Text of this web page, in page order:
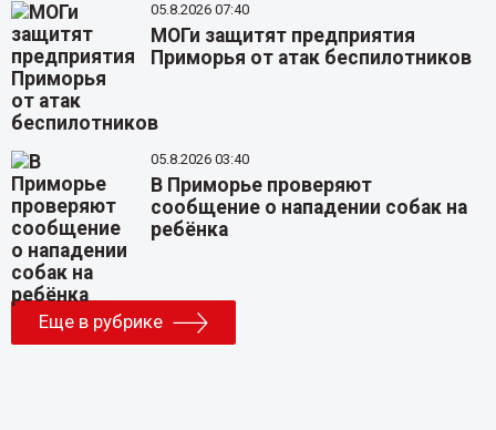
05.8.2026 07:40
МОГи защитят предприятия
Приморья от атак беспилотников
05.8.2026 03:40
В Приморье проверяют
сообщение о нападении собак на
ребёнка
Еще в рубрике